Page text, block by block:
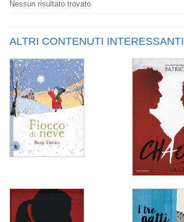
Nessun risultato trovato
ALTRI CONTENUTI INTERESSANTI